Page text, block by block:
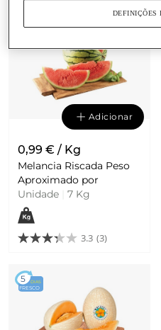
5 DIAS
Adicionar
0,99 € / Kg
Melancia Riscada Peso
Aproximado por
Unidade
7 Kg
3.3 (3)
5 DIAS
FRESCO
DEFINIÇÕES